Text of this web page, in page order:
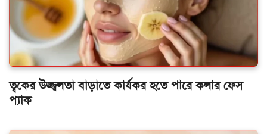
ত্বকের উজ্জ্বলতা বাড়াতে কার্যকর হতে পারে কলার ফেস
প্যাক